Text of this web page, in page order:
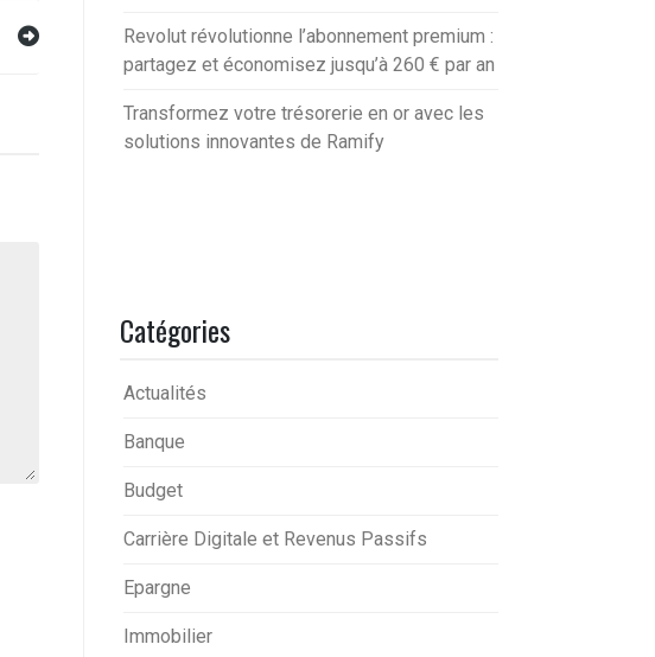
Revolut révolutionne l’abonnement premium :
partagez et économisez jusqu’à 260 € par an
Transformez votre trésorerie en or avec les
solutions innovantes de Ramify
Catégories
Actualités
Banque
Budget
Carrière Digitale et Revenus Passifs
Epargne
Immobilier